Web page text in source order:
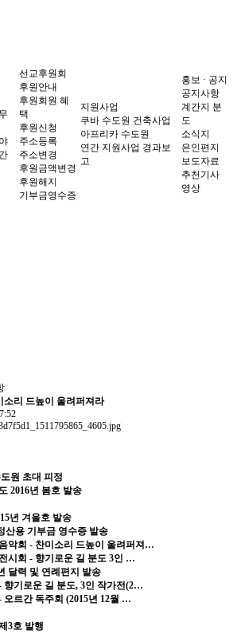
선교후원회
후원안내
후원회원 혜
택
후원신청
주소등록
주소변경
후원금액변경
후원해지
기부금영수증
지원사업
쿠바 수도원 건축사업
아프리카 수도원
연간 지원사업 경과보
고
홍보 · 공지
공지사항
계간지 분
도
소식지
은인편지
보도자료
추천기사
영상
소리 드높이 울려퍼져라
원 초대 피정
2016년 봄호 발송
년 겨울호 발송
산용 기부금 영수증 발송
악회 - 찬미소리 드높이 울려퍼져…
시회 - 향기로운 길 분도 3인 …
달력 및 연례편지 발송
향기로운 길 분도, 3인 작가전(2…
오르간 독주회 (2015년 12월 …
3호 발행